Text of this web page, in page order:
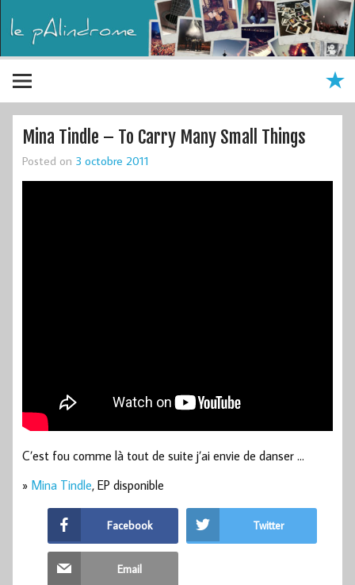
Mina Tindle – To Carry Many Small Things
Posted on 3 octobre 2011
C’est fou comme là tout de suite j’ai envie de danser …
» Mina Tindle, EP disponible
Facebook Twitter
Email